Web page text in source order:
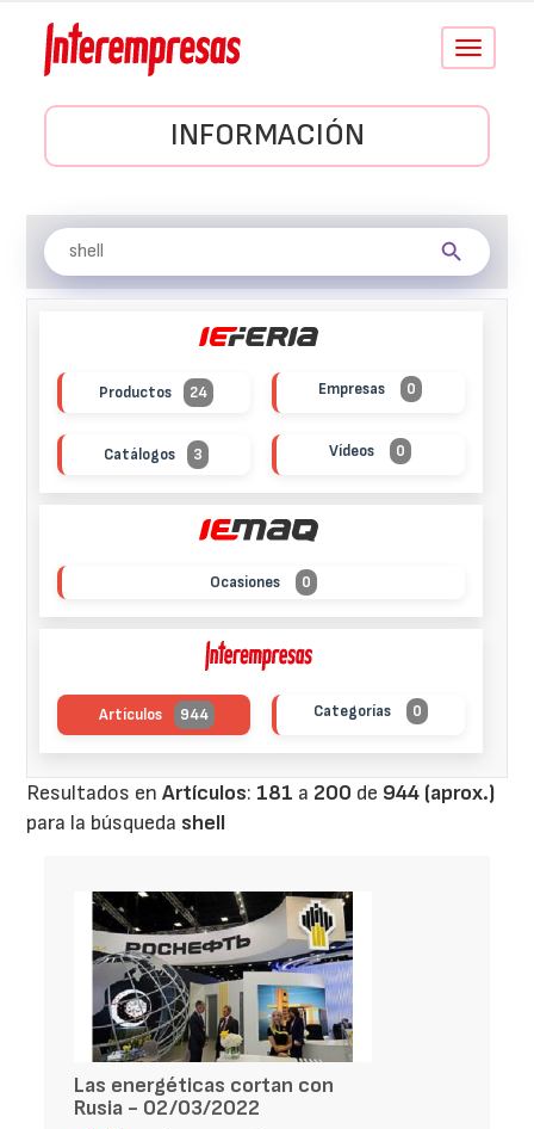
Conmutar
INFORMACIÓN
Productos 24 Empresas 0
Catálogos 3 Vídeos 0
Ocasiones 0
Artículos 944 Categorías 0
Resultados enArtículos: 181 a 200 de 944 (aprox.)
para la búsqueda shell
Las energéticas cortan con
Rusia - 02/03/2022